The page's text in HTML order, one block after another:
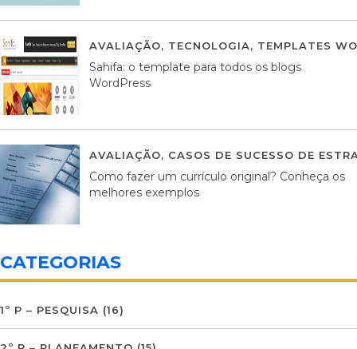
AVALIAÇÃO, TECNOLOGIA, TEMPLATES
Sahifa: o template para todos os blogs
WordPress
AVALIAÇÃO, CASOS DE SUCESSO DE
Como fazer um currículo original? Conheça os
melhores exemplos
CATEGORIAS
1º P – PESQUISA (16)